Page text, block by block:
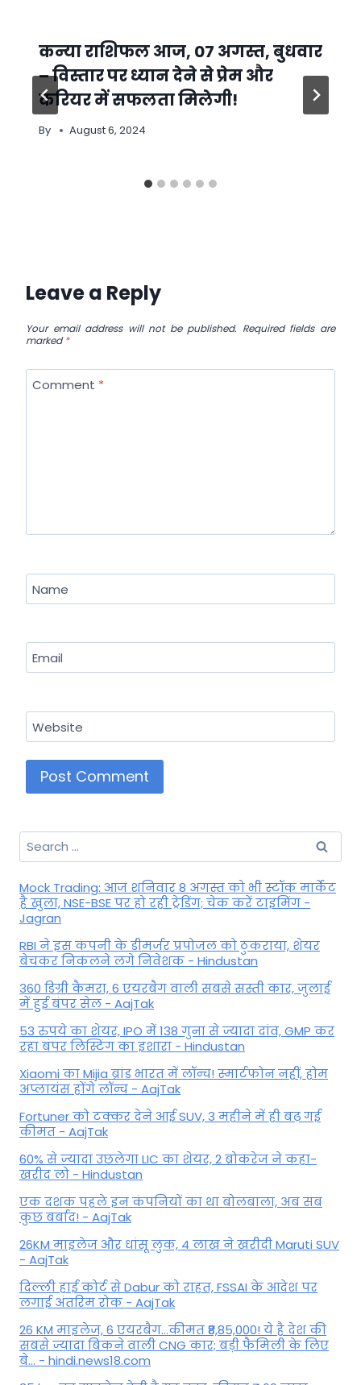
कन्या राशिफल आज, 07 अगस्त, बुधवार
– विस्तार पर ध्यान देने से प्रेम और
करियर में सफलता मिलेगी!
By August 6, 2024
Leave a Reply
Your email address will not be published. Required fields are
marked*
Comment *
Name
Email
Website
Search
for:
Mock Trading: आज शनिवार 8 अगस्त को भी स्टॉक मार्केट
है खुला, NSE-BSE पर हो रही ट्रेडिंग; चेक करें टाइमिंग -
Jagran
RBI ने इस कंपनी के डीमर्जर प्रपोजल को ठुकराया, शेयर
बेचकर निकलने लगे निवेशक - Hindustan
360 डिग्री कैमरा, 6 एयरबैग वाली सबसे सस्ती कार, जुलाई
में हुई बंपर सेल - AajTak
53 रुपये का शेयर, IPO में 138 गुना से ज्यादा दांव, GMP कर
रहा बंपर लिस्टिंग का इशारा - Hindustan
Xiaomi का Mijia ब्रांड भारत में लॉन्च! स्मार्टफोन नहीं, होम
अप्लायंस होंगे लॉन्च - AajTak
Fortuner को टक्कर देने आई SUV, 3 महीने में ही बढ़ गई
कीमत - AajTak
60% से ज्यादा उछलेगा LIC का शेयर, 2 ब्रोकरेज ने कहा-
खरीद लो - Hindustan
एक दशक पहले इन कंपनियों का था बोलबाला, अब सब
कुछ बर्बाद! - AajTak
26KM माइलेज और धांसू लुक, 4 लाख ने खरीदी Maruti SUV
- AajTak
दिल्ली हाई कोर्ट से Dabur को राहत, FSSAI के आदेश पर
लगाई अंतरिम रोक - AajTak
26 KM माइलेज, 6 एयरबैग...कीमत ₹8,85,000! ये है देश की
सबसे ज्यादा बिकने वाली CNG कार; बड़ी फैमिली के लिए
बे... - hindi.news18.com